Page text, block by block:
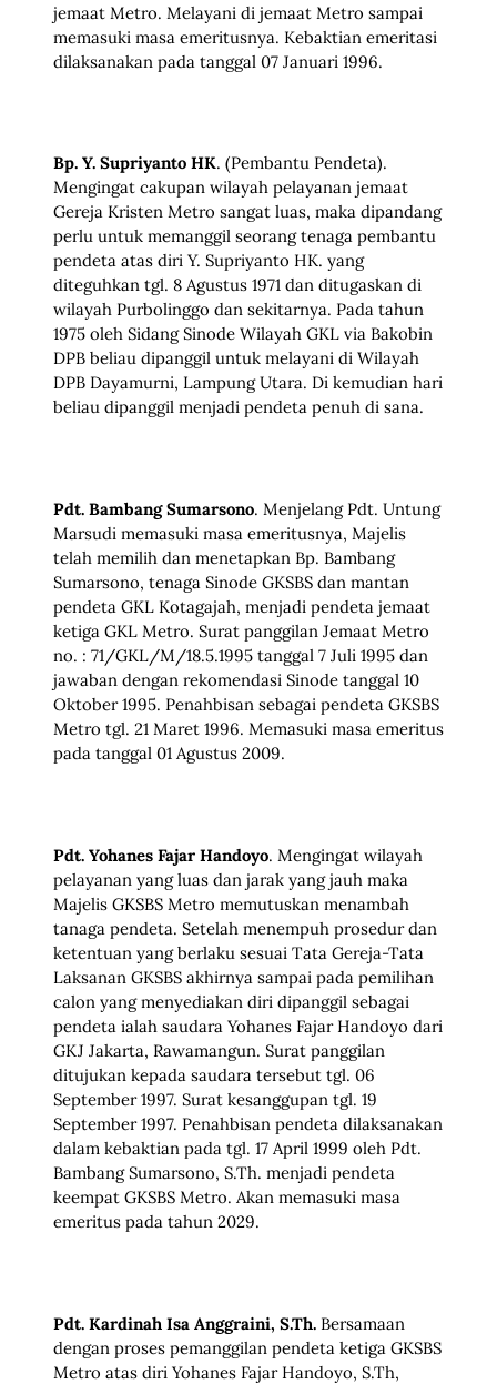
jemaat Metro. Melayani di jemaat Metro sampai
memasuki masa emeritusnya. Kebaktian emeritasi
dilaksanakan pada tanggal 07 Januari 1996.
Bp. Y. Supriyanto HK. (Pembantu Pendeta).
Mengingat cakupan wilayah pelayanan jemaat
Gereja Kristen Metro sangat luas, maka dipandang
perlu untuk memanggil seorang tenaga pembantu
pendeta atas diri Y. Supriyanto HK. yang
diteguhkan tgl. 8 Agustus 1971 dan ditugaskan di
wilayah Purbolinggo dan sekitarnya. Pada tahun
1975 oleh Sidang Sinode Wilayah GKL via Bakobin
DPB beliau dipanggil untuk melayani di Wilayah
DPB Dayamurni, Lampung Utara. Di kemudian hari
beliau dipanggil menjadi pendeta penuh di sana.
Pdt. Bambang Sumarsono. Menjelang Pdt. Untung
Marsudi memasuki masa emeritusnya, Majelis
telah memilih dan menetapkan Bp. Bambang
Sumarsono, tenaga Sinode GKSBS dan mantan
pendeta GKL Kotagajah, menjadi pendeta jemaat
ketiga GKL Metro. Surat panggilan Jemaat Metro
no. : 71/GKL/M/18.5.1995 tanggal 7 Juli 1995 dan
jawaban dengan rekomendasi Sinode tanggal 10
Oktober 1995. Penahbisan sebagai pendeta GKSBS
Metro tgl. 21 Maret 1996. Memasuki masa emeritus
pada tanggal 01 Agustus 2009.
Pdt. Yohanes Fajar Handoyo. Mengingat wilayah
pelayanan yang luas dan jarak yang jauh maka
Majelis GKSBS Metro memutuskan menambah
tanaga pendeta. Setelah menempuh prosedur dan
ketentuan yang berlaku sesuai Tata Gereja-Tata
Laksanan GKSBS akhirnya sampai pada pemilihan
calon yang menyediakan diri dipanggil sebagai
pendeta ialah saudara Yohanes Fajar Handoyo dari
GKJ Jakarta, Rawamangun. Surat panggilan
ditujukan kepada saudara tersebut tgl. 06
September 1997. Surat kesanggupan tgl. 19
September 1997. Penahbisan pendeta dilaksanakan
dalam kebaktian pada tgl. 17 April 1999 oleh Pdt.
Bambang Sumarsono, S.Th. menjadi pendeta
keempat GKSBS Metro. Akan memasuki masa
emeritus pada tahun 2029.
Pdt. Kardinah Isa Anggraini, S.Th. Bersamaan
dengan proses pemanggilan pendeta ketiga GKSBS
Metro atas diri Yohanes Fajar Handoyo, S.Th,